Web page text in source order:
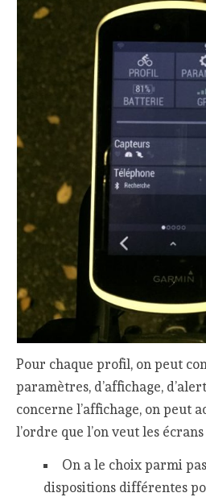
Pour chaque profil, on peut
paramètres, d’affichage,
concerne l’affichage, on peut
l’ordre que l’on veut les
On a le choix parmi
dispositions différentes